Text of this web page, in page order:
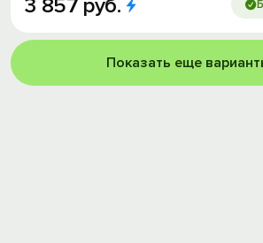
3 857 руб.
Показать еще